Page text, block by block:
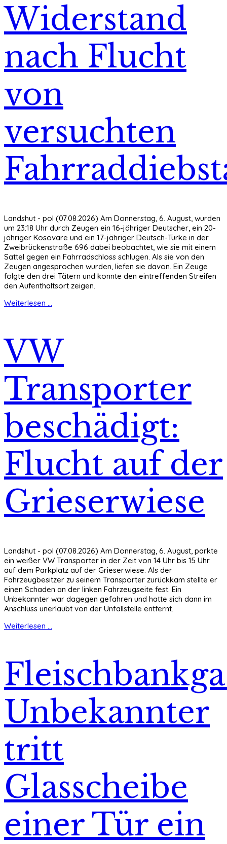
Widerstand
nach Flucht
von
versuchten
Landshut - pol (07.08.2026) Am Donnerstag, 6. August, wurden
um 23:18 Uhr durch Zeugen ein 16-jähriger Deutscher, ein 20-
jähriger Kosovare und ein 17-jähriger Deutsch-Türke in der
Zweibrückenstraße 696 dabei beobachtet, wie sie mit einem
Sattel gegen ein Fahrradschloss schlugen. Als sie von den
Zeugen angesprochen wurden, liefen sie davon. Ein Zeuge
folgte den drei Tätern und konnte den eintreffenden Streifen
den Aufenthaltsort zeigen.
Weiterlesen ...
VW
Transporter
beschädigt:
Flucht auf der
Grieserwiese
Landshut - pol (07.08.2026) Am Donnerstag, 6. August, parkte
ein weißer VW Transporter in der Zeit von 14 Uhr bis 15 Uhr
auf dem Parkplatz auf der Grieserwiese. Als der
Fahrzeugbesitzer zu seinem Transporter zurückkam stellte er
einen Schaden an der linken Fahrzeugseite fest. Ein
Unbekannter war dagegen gefahren und hatte sich dann im
Anschluss unerlaubt von der Unfallstelle entfernt.
Weiterlesen ...
Unbekannter
tritt
Glasscheibe
einer Tür ein